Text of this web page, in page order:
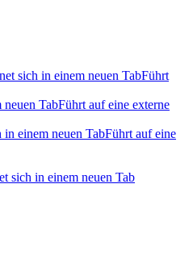
sich in einem neuen TabFührt
TabFührt auf eine externe
einem neuen TabFührt auf eine
sich in einem neuen Tab